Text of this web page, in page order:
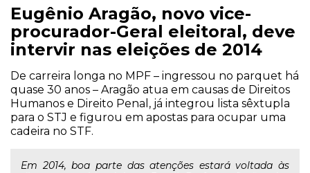
Eugênio Aragão, novo vice-
procurador-Geral eleitoral, deve
intervir nas eleições de 2014
De carreira longa no MPF – ingressou no parquet há
quase 30 anos – Aragão atua em causas de Direitos
Humanos e Direito Penal, já integrou lista sêxtupla
para o STJ e figurou em apostas para ocupar uma
cadeira no STF.
Em 2014, boa parte das atenções estará voltada às